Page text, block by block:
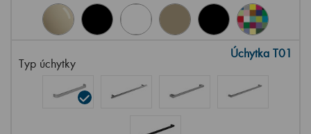
Typ úchytky
Úchytka T01